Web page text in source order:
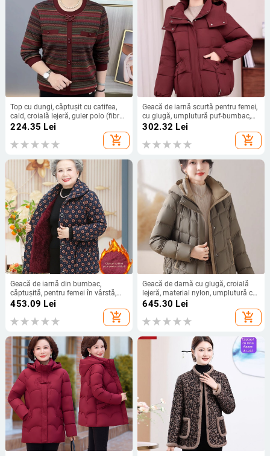
Top cu dungi, căptușit cu catifea,
cald, croială lejeră, guler polo (fibră:
Tr fabric, PVC <30%, model: dungi,
grosime: medie, lungime: medie)
224.35 Lei
add_shopping_cart
Geacă de iarnă scurtă pentru femei,
cu glugă, umplutură puf-bumbac,
stil coreean, mărime mare
302.32 Lei
add_shopping_cart
Geacă de iarnă din bumbac,
căptușită, pentru femei în vârstă,
caldă pentru 60–80 de ani, croială
453.09 Lei
add_shopping_cart
Geacă de damă cu glugă, croială
lejeră, material nylon, umplutură cu
puf de rață 86–90%
645.30 Lei
add_shopping_cart